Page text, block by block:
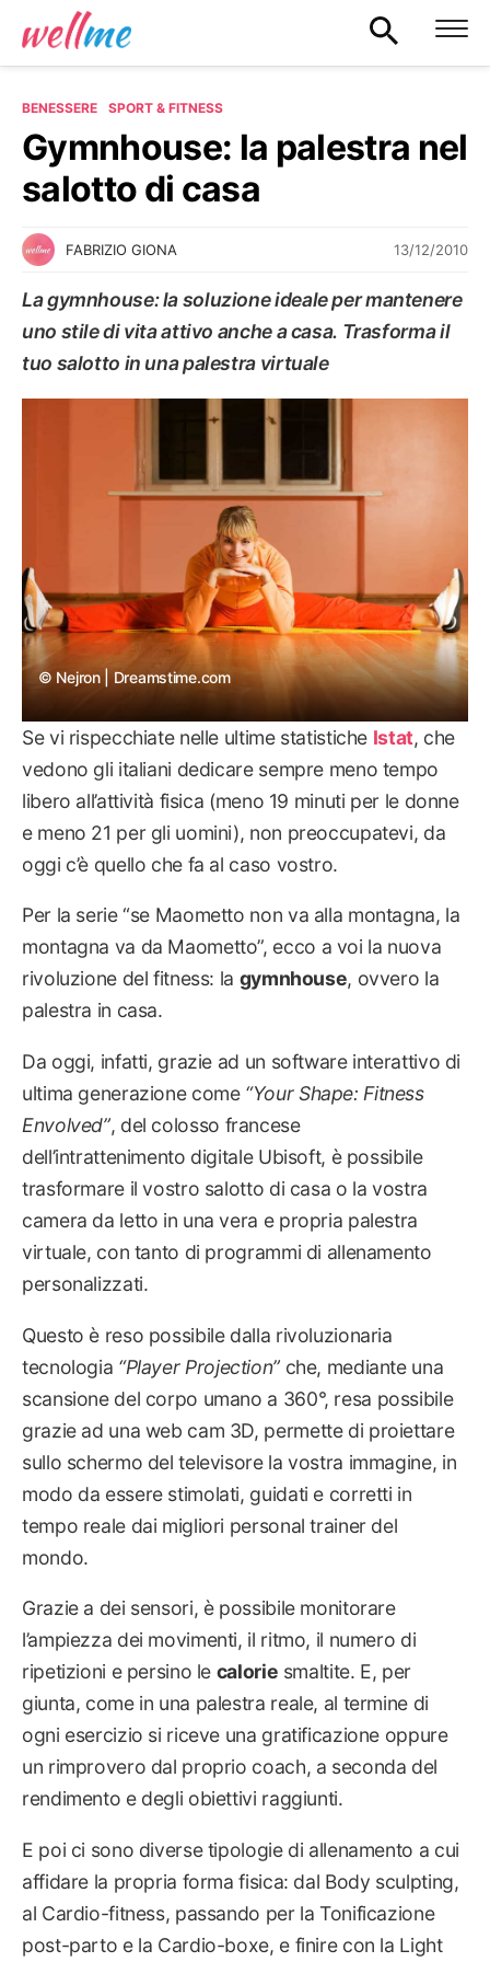
BENESSERE SPORT & FITNESS
Gymnhouse: la palestra nel
salotto di casa
FABRIZIO GIONA 13/12/2010
La gymnhouse: la soluzione ideale per mantenere
uno stile di vita attivo anche a casa. Trasforma il
tuo salotto in una palestra virtuale
© Nejron | Dreamstime.com
Se vi rispecchiate nelle ultime statistiche Istat, che
vedono gli italiani dedicare sempre meno tempo
libero all’attività fisica (meno 19 minuti per le donne
e meno 21 per gli uomini), non preoccupatevi, da
oggi c’è quello che fa al caso vostro.
Per la serie “se Maometto non va alla montagna, la
montagna va da Maometto”, ecco a voi la nuova
rivoluzione del fitness: la gymnhouse, ovvero la
palestra in casa.
Da oggi, infatti, grazie ad un software interattivo di
ultima generazione come “Your Shape: Fitness
Envolved”, del colosso francese
dell’intrattenimento digitale Ubisoft, è possibile
trasformare il vostro salotto di casa o la vostra
camera da letto in una vera e propria palestra
virtuale, con tanto di programmi di allenamento
personalizzati.
Questo è reso possibile dalla rivoluzionaria
tecnologia “Player Projection”che, mediante una
scansione del corpo umano a 360°, resa possibile
grazie ad una web cam 3D, permette di proiettare
sullo schermo del televisore la vostra immagine, in
modo da essere stimolati, guidati e corretti in
tempo reale dai migliori personal trainer del
mondo.
Grazie a dei sensori, è possibile monitorare
l’ampiezza dei movimenti, il ritmo, il numero di
ripetizioni e persino le calorie smaltite. E, per
giunta, come in una palestra reale, al termine di
ogni esercizio si riceve una gratificazione oppure
un rimprovero dal proprio coach, a seconda del
rendimento e degli obiettivi raggiunti.
E poi ci sono diverse tipologie di allenamento a cui
affidare la propria forma fisica: dal Body sculpting,
al Cardio-fitness, passando per la Tonificazione
post-parto e la Cardio-boxe, e finire con la Light